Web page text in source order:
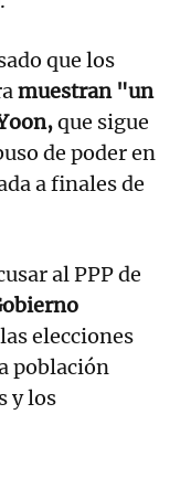
que los
muestran "un
que sigue
de poder en
a finales de
al PPP de
elecciones
población
y los